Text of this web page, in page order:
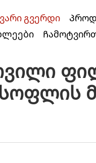
გვერდი